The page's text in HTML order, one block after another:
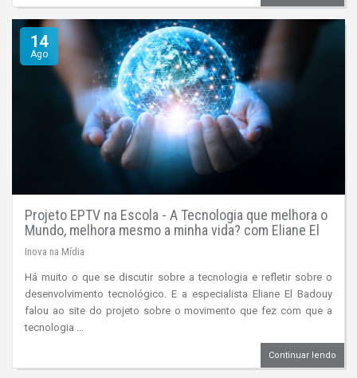
14
Ago
Projeto EPTV na Escola - A Tecnologia que melhora o
Mundo, melhora mesmo a minha vida? com Eliane El
Badouy
Inova na Mídia
Há muito o que se discutir sobre a tecnologia e refletir sobre o
desenvolvimento tecnológico. E a especialista Eliane El Badouy
falou ao site do projeto sobre o movimento que fez com que a
tecnologia ...
Continuar lendo